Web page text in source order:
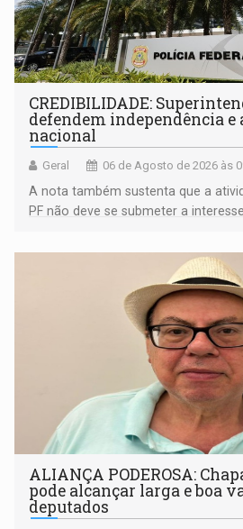
CREDIBILIDADE:
defendem independência e
nacional
Geral 06 de Agosto de 2026 às
A nota também sustenta que a
PF não deve se submeter a
ALIANÇA PODEROSA:
pode alcançar larga e boa
deputados